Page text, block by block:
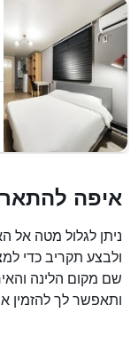
איפה
ניתן לגלול מטה אל
ולבצע תקריב כדי
שם מקום הלינה
ותאפשר לך להזמין